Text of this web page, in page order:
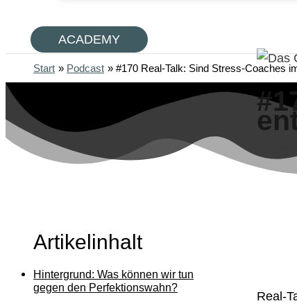
ACADEMY
Start Podcast #170 Real-Talk: Sind Stress-Coaches
Artikelinhalt
Hintergrund: Was können wir tun
gegen den Perfektionswahn?
Real-